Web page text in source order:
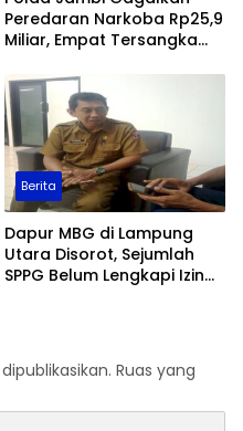
Peredaran Narkoba Rp25,9
Miliar, Empat Tersangka
Berita
Dapur MBG di Lampung
Utara Disorot, Sejumlah
SPPG Belum Lengkapi Izin
Ruas yang